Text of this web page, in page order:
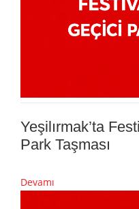
Yeşilırmak’ta
Park Taşması
Devamı